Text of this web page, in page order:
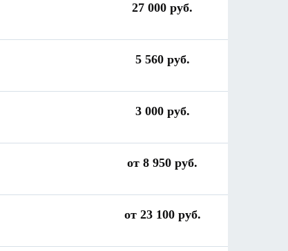
27 000 руб.
5 560 руб.
3 000 руб.
от 8 950 руб.
от 23 100 руб.